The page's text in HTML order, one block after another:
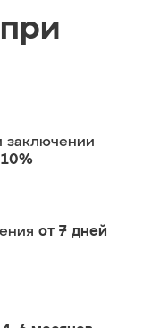
заключении
от 7 дней